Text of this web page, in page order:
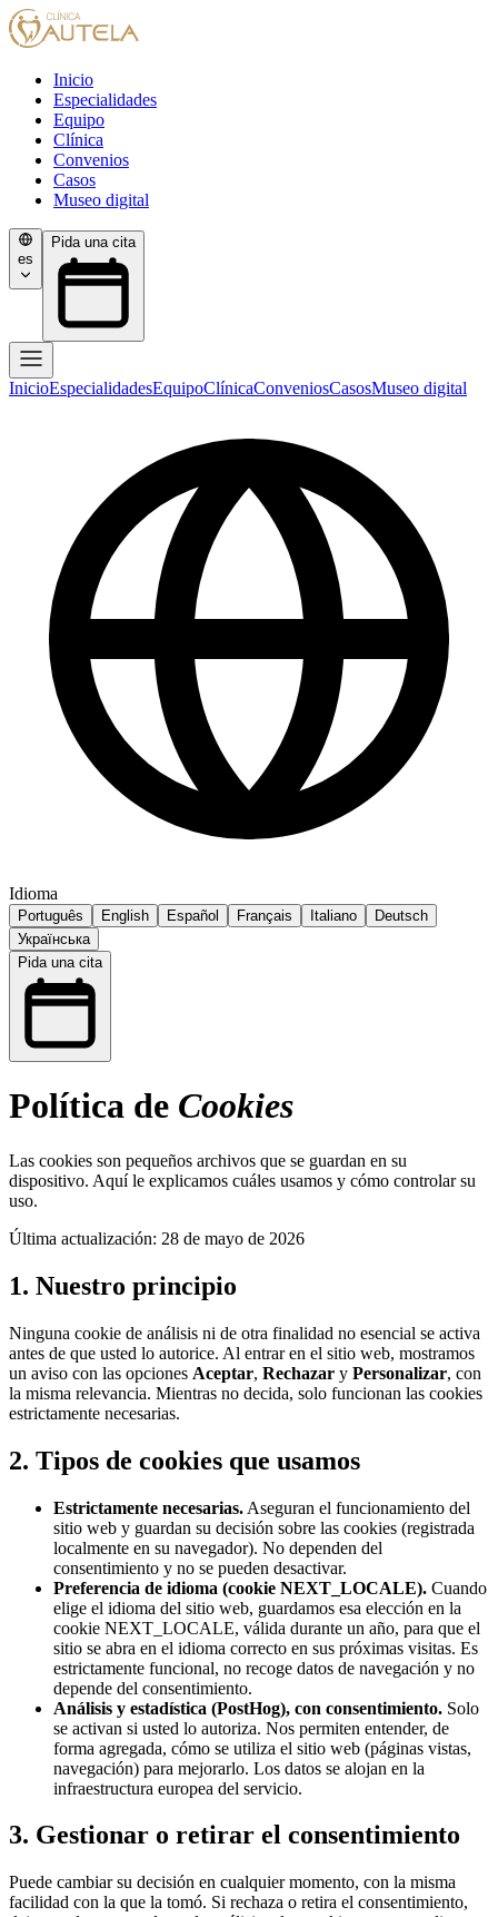
Inicio
Especialidades
Equipo
Clínica
Convenios
Casos
Museo digital
es
Pida una cita
InicioEspecialidadesEquipoClínicaConveniosCasosMuseo digital
Idioma
Português English Español Français Italiano
Deutsch
Українська
Pida una cita
Política de Cookies
Las cookies son pequeños archivos que se guardan en su
dispositivo. Aquí le explicamos cuáles usamos y cómo controlar su
uso.
Última actualización: 28 de mayo de 2026
1. Nuestro principio
Ninguna cookie de análisis ni de otra finalidad no esencial se activa
antes de que usted lo autorice. Al entrar en el sitio web, mostramos
un aviso con las opciones Aceptar, Rechazar y Personalizar, con
la misma relevancia. Mientras no decida, solo funcionan las cookies
estrictamente necesarias.
2. Tipos de cookies que usamos
Estrictamente necesarias. Aseguran el funcionamiento del
sitio web y guardan su decisión sobre las cookies (registrada
localmente en su navegador). No dependen del
consentimiento y no se pueden desactivar.
Preferencia de idioma (cookie NEXT_LOCALE). Cuando
elige el idioma del sitio web, guardamos esa elección en la
cookie NEXT_LOCALE, válida durante un año, para que el
sitio se abra en el idioma correcto en sus próximas visitas. Es
estrictamente funcional, no recoge datos de navegación y no
depende del consentimiento.
Análisis y estadística (PostHog), con consentimiento. Solo
se activan si usted lo autoriza. Nos permiten entender, de
forma agregada, cómo se utiliza el sitio web (páginas vistas,
navegación) para mejorarlo. Los datos se alojan en la
infraestructura europea del servicio.
3. Gestionar o retirar el consentimiento
Puede cambiar su decisión en cualquier momento, con la misma
facilidad con la que la tomó. Si rechaza o retira el consentimiento,